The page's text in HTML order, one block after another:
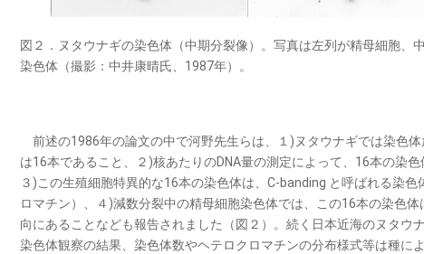
図２．ヌタウナギの染色体（中期分裂像）。写真は左列が精母細胞、
染色体（撮影：中井康晴氏、1987年）。
前述の1986年の論文の中で河野先生らは、１)ヌタウナギでは染色
は16本であること、２)核あたりのDNA量の測定によって、16本の染色
３)この生殖細胞特異的な16本の染色体は、C-banding と呼ばれる染
ロマチン）、４)減数分裂中の精母細胞染色体では、この16本の染色
向にあることなども報告されました（図２）。続く日本近海のヌタウ
染色体観察の結果、染色体数やヘテロクロマチンの分布様式等は種に